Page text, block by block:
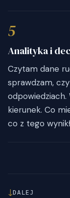
5
Analityka i
Czytam dane
sprawdzam,
odpowiedziach.
kierunek. Co
co z tego
↓ DALEJ